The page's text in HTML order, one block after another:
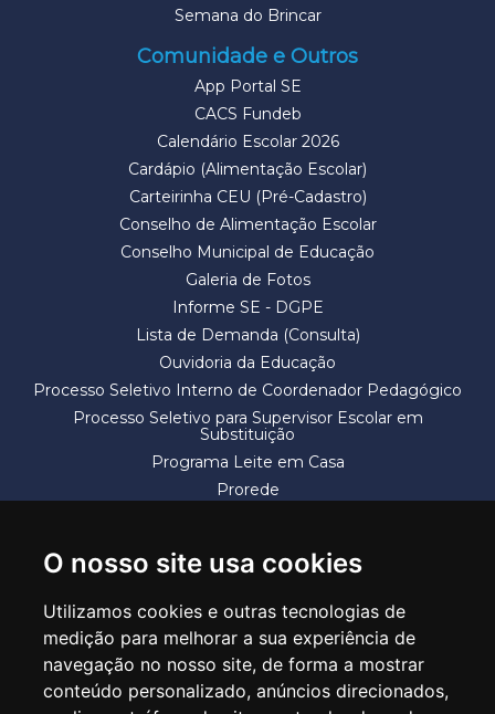
O nosso site usa cookies
Utilizamos cookies e outras tecnologias de
medição para melhorar a sua experiência de
navegação no nosso site, de forma a mostrar
conteúdo personalizado, anúncios direcionados,
Semana do Brincar
Comunidade e Outros
App Portal SE
CACS Fundeb
Calendário Escolar 2026
Cardápio (Alimentação Escolar)
Carteirinha CEU (Pré-Cadastro)
Conselho de Alimentação Escolar
Conselho Municipal de Educação
Galeria de Fotos
Informe SE - DGPE
Lista de Demanda (Consulta)
Ouvidoria da Educação
Processo Seletivo Interno de Coordenador Pedagógico
Processo Seletivo para Supervisor Escolar em
Substituição
Programa Leite em Casa
Prorede
SECRETARIA DE EDUCAÇÃO